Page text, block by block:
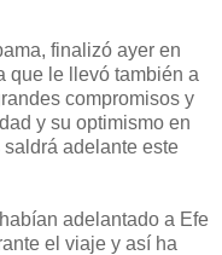
finalizó ayer en
que le llevó también a
compromisos y
y su optimismo en
adelante este
adelantado a Efe
el viaje y así ha